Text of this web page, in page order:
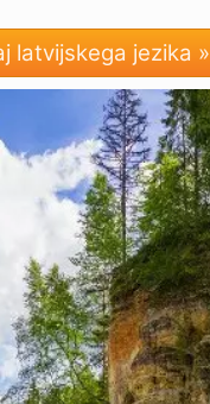
latvijskega jezika »